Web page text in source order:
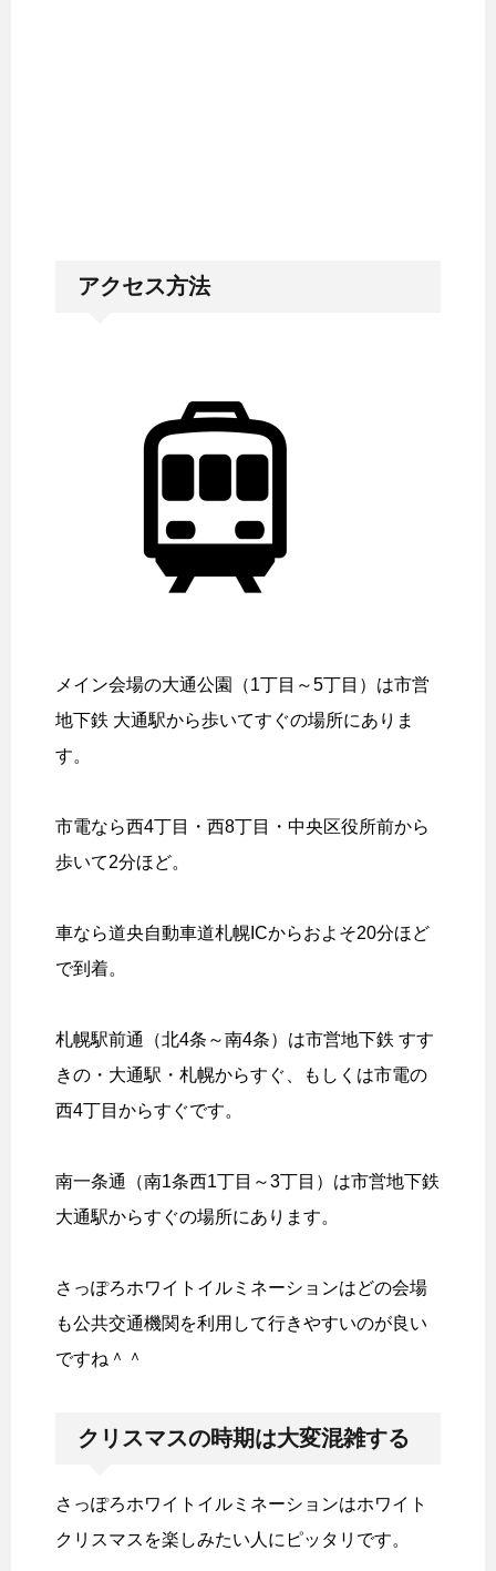
アクセス方法
メイン会場の大通公園（1丁目～5丁目）は市営
地下鉄 大通駅から歩いてすぐの場所にありま
す。
市電なら西4丁目・西8丁目・中央区役所前から
歩いて2分ほど。
車なら道央自動車道札幌ICからおよそ20分ほど
で到着。
札幌駅前通（北4条～南4条）は市営地下鉄 すす
きの・大通駅・札幌からすぐ、もしくは市電の
西4丁目からすぐです。
南一条通（南1条西1丁目～3丁目）は市営地下鉄
大通駅からすぐの場所にあります。
さっぽろホワイトイルミネーションはどの会場
も公共交通機関を利用して行きやすいのが良い
ですね＾＾
クリスマスの時期は大変混雑する
さっぽろホワイトイルミネーションはホワイト
クリスマスを楽しみたい人にピッタリです。